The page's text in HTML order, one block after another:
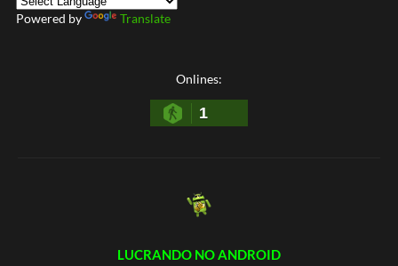
Powered by Translate
Onlines:
1
LUCRANDO NO ANDROID